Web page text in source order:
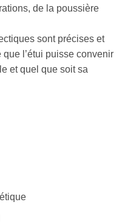
de la poussière
sont précises et
l’étui puisse convenir
et quel que soit sa